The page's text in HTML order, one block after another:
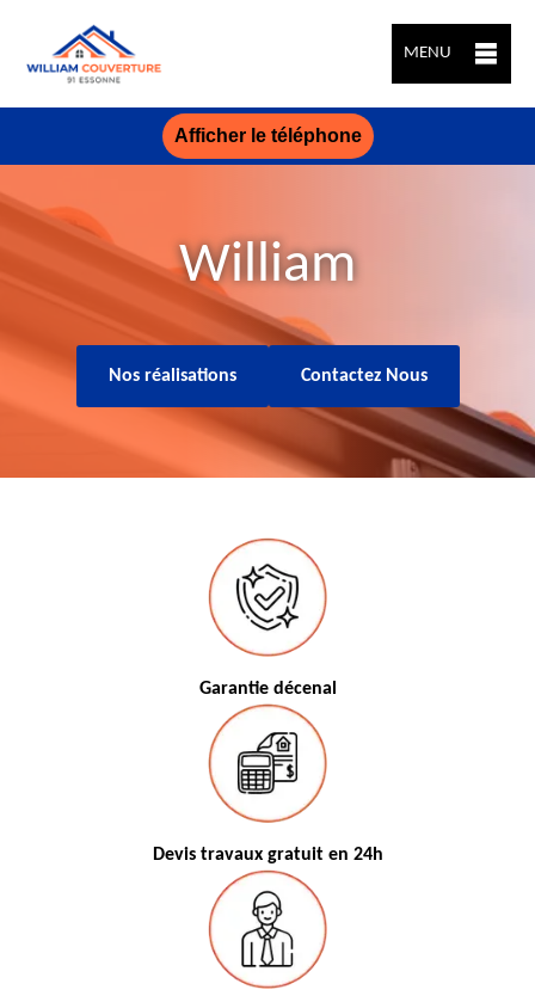
MENU
Afficher le téléphone
William
Nos réalisations Contactez Nous
Garantie décenal
Devis travaux gratuit en 24h